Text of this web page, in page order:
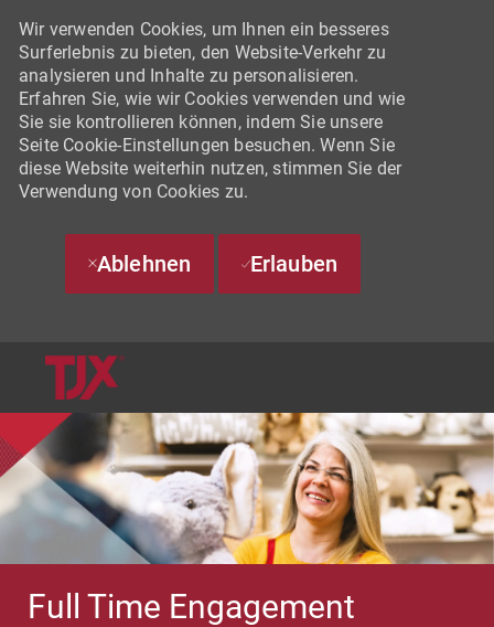
Wir verwenden Cookies, um Ihnen ein besseres
Surferlebnis zu bieten, den Website-Verkehr zu
analysieren und Inhalte zu personalisieren.
Erfahren Sie, wie wir Cookies verwenden und wie
Sie sie kontrollieren können, indem Sie unsere
Seite Cookie-Einstellungen besuchen. Wenn Sie
diese Website weiterhin nutzen, stimmen Sie der
Verwendung von Cookies zu.
Ablehnen Erlauben
Full Time Engagement